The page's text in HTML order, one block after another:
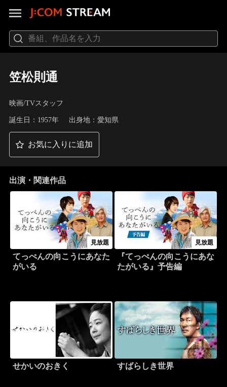
笠松則通
映画/TVスタッフ
誕生日：1957年 出身地：愛知県
お気に入りに追加
出演・関連作品
見放題
てっぺんの向こうにあなた
がいる
見放題
『てっぺんの向こうにあな
たがいる』予告編
せかいのおきく すばらしき世界